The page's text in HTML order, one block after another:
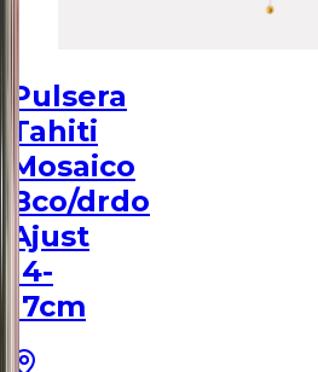
Pulsera
Tahiti
Mosaico
Bco/drdo
Ajust
14-
17cm